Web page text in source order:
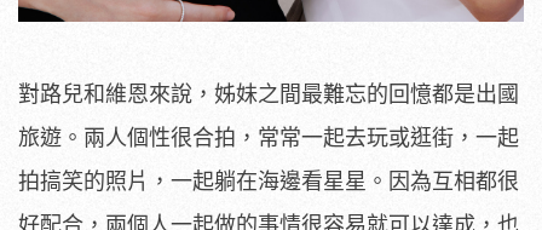
對路兒和維恩來說，姊妹之間最難忘的回憶都是出國
旅遊。兩人個性很合拍，常常一起去玩或逛街，一起
拍搞笑的照片，一起躺在海邊看星星。因為互相都很